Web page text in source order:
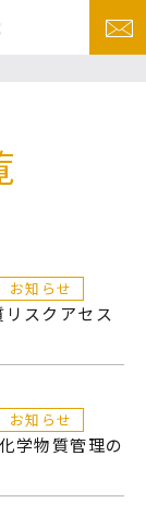
知らせ
スクアセス
知らせ
学物質管理の